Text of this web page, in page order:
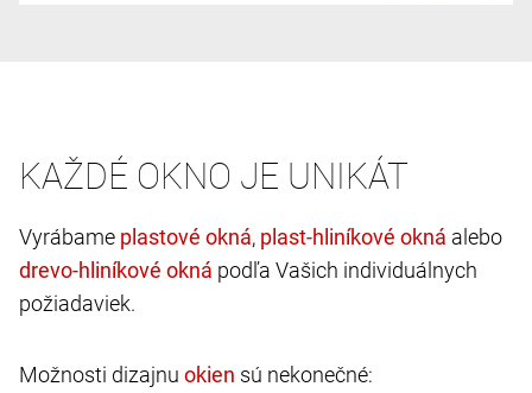
KAŽDÉ OKNO JE UNIKÁT
Vyrábame ,
alebo
podľa Vašich individuálnych
požiadaviek.
Možnosti dizajnu
sú nekonečné: